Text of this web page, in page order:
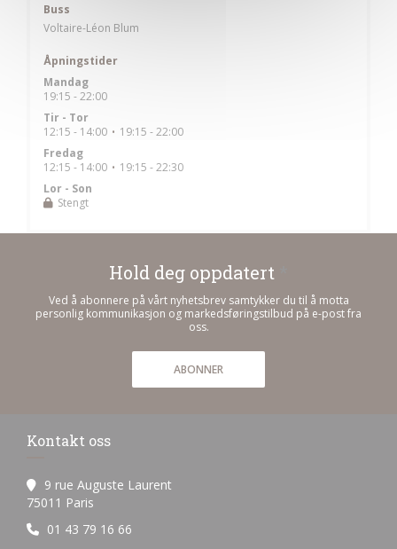
Buss
Voltaire-Léon Blum
Åpningstider
Mandag
19:15 - 22:00
Tir - Tor
12:15 - 14:00 • 19:15 - 22:00
Fredag
12:15 - 14:00 • 19:15 - 22:30
Lor - Son
Stengt
Hold deg oppdatert
Ved å abonnere på vårt nyhetsbrev samtykker du til å motta
personlig kommunikasjon og markedsføringstilbud på e-post fra
oss.
ABONNER
Kontakt oss
9 rue Auguste Laurent
75011 Paris
01 43 79 16 66